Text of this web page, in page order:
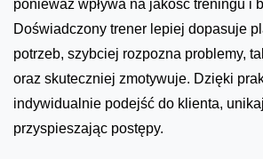
ponieważ wpływa na jakość treningu i
Doświadczony trener lepiej dopasuje
potrzeb, szybciej rozpozna problemy,
oraz skuteczniej zmotywuje. Dzięki
indywidualnie podejść do klienta,
przyspieszając postępy.